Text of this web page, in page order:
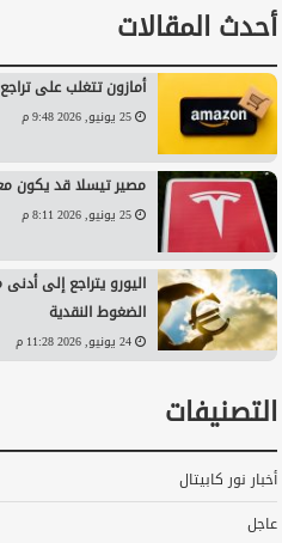
أحدث المقالات
أمازون تتغلب على
25 يونيو, 2026 9:48 م
مصير تيسلا قد يكون
25 يونيو, 2026 8:11 م
اليورو يتراجع إلى
الضغوط النقدية
24 يونيو, 2026 11:28 م
التصنيفات
أخبار نور كابيتال
عاجل